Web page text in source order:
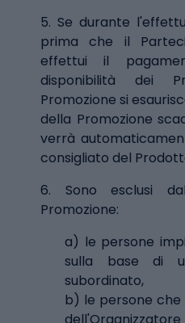
5. Se durante
prima che il
effettui il
disponibilità dei
Promozione si
della Promozione
verrà
consigliato del
6. Sono esclusi
Promozione:
a) le persone
sulla base di
subordinato,
b) le persone